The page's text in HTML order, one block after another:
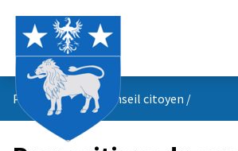
Propositions du conseil citoyen /